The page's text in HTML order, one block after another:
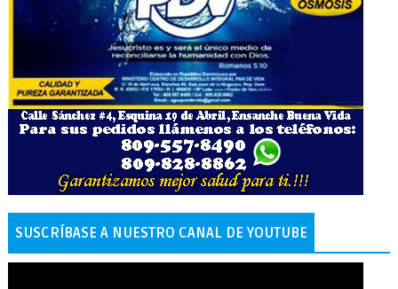
SUSCRÍBASE A NUESTRO CANAL DE YOUTUBE